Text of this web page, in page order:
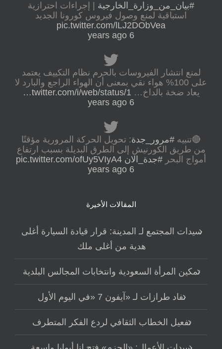
#بيان_من_وزارة_الخارجية | إجراءات احترازية
استباقية لمنع وصول فيروس كورونا الجديد
pic.twitter.com/lLJ2DObVea
6 years ago
لمنع انتشار الفيروسات بالحرم نظام التكييف يعتمد
على 100% هواء نقي بمعنى أن الهواء الراجع والبارد لا
يعاد ضخة بالداخ… twitter.com/i/web/status/1…
6 years ago
🔴تنبيه #مرور_جدة: تحويل الحركة المرورية مؤقتًا
من طريق الكورنيش إلى الطرق البديلة بسبب ارتفاع
أمواج البحر #جدة_الان pic.twitter.com/ofUy5VIyA4
6 years ago
المقالات الأخيرة
سيدات المجتمع لـ المدينة: قرار قيادة السيارة أغلى
هدية من أغلى ملك
تمكين المرأة السعودية وانتخابات المجالس البلدية
نفاد طرازات لـ «آيفون 7 «في اليوم الأول
تفعيل الخطاب الثقافي لردع الفكر المتطرف